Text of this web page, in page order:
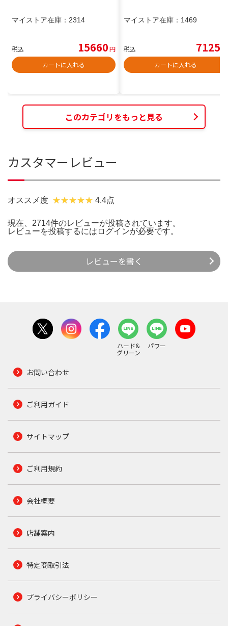
マイストア在庫： 2314
税込 15660円
カートに入れる
マイストア在庫： 1469
税込 7125
カートに入れる
このカテゴリをもっと見る
カスタマーレビュー
オススメ度 4.4点
現在、2714件のレビューが投稿されています。
レビューを投稿するには ログインが必要です。
レビューを書く
ハード&
グリーン
パワー
お問い合わせ
ご利用ガイド
サイトマップ
ご利用規約
会社概要
店舗案内
特定商取引法
プライバシーポリシー